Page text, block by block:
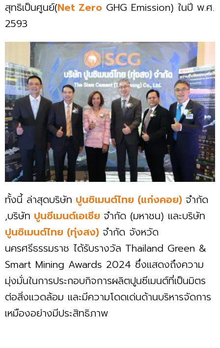
สุทธิเป็นศูนย์(Net Zero GHG Emission) ในปี พ.ศ.
2593
ทั้งนี้ ล่าสุดบริษัท ปูนซิเมนต์ไทย (แก่งคอย) จำกัด
,บริษัท ปูนซีเมนต์เอเชีย จำกัด (มหาชน) และบริษัท
ปูนซิเมนต์ไทย (ทุ่งสง) จำกัด จังหวัด
นครศรีธรรมราช ได้รับรางวัล Thailand Green &
Smart Mining Awards 2024 ซึ่งแสดงถึงความ
มุ่งมั่นในการประกอบกิจการผลิตปูนซีเมนต์ที่เป็นมิตร
ต่อสิ่งแวดล้อม และมีความโดดเด่นด้านบริหารจัดการ
เหมืองอย่างมีประสิทธิภาพ